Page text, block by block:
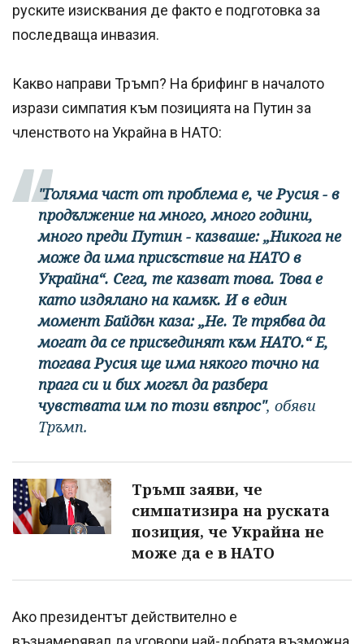
руските изисквания де факто е подготовка за
последваща инвазия.
Какво направи Тръмп? На брифинг в началото
изрази симпатия към позицията на Путин за
членството на Украйна в НАТО:
"Голяма част от проблема е, че Русия - в
продължение на много, много години,
много преди Путин - казваше: „Никога не
може да има присъствие на НАТО в
Украйна“. Сега, те казват това. Това е
като издялано на камък. И в един
момент Байдън каза: „Не. Те трябва да
могат да се присъединят към НАТО.“ Е,
тогава Русия ще има някого точно на
прага си и бих могъл да разбера
чувствата им по този въпрос", обяви
Тръмп.
Тръмп заяви, че
симпатизира на руската
позиция, че Украйна не
може да е в НАТО
Ако президентът действително е